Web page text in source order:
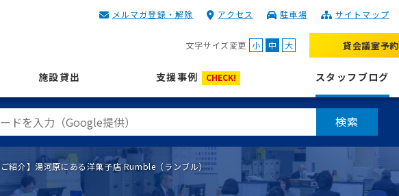
KIP | 公益財団法人 神奈川産業振興センター
メルマガ登録・解除 アクセス 駐車場 サイトマップ
文字サイズ変更 小 中 大 貸会議室予約
施設貸出 支援事例 CHECK! スタッフブログ
検索
ご紹介】湯河原にある洋菓子店 Rumble（ランブル）